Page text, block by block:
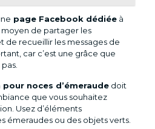
page Facebook dédiéeà
de partager les
de recueillir les messages de
car c’est une grâce que
noces d’émeraudedoit
que vous souhaitez
Usez d’éléments
émeraudes ou des objets verts.